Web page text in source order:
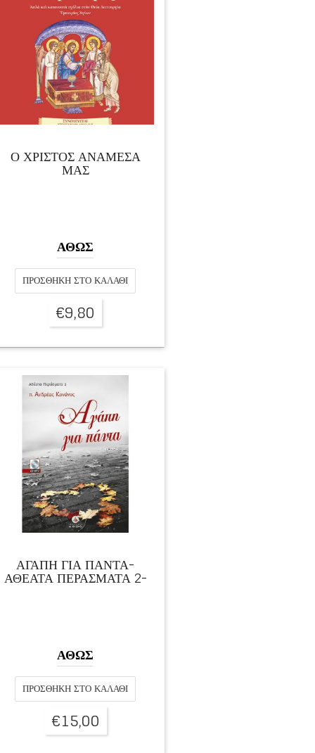
Ο ΧΡΙΣΤΟΣ ΑΝΑΜΕΣΑ
ΜΑΣ
ΑΘΩΣ
ΠΡΟΣΘΉΚΗ ΣΤΟ ΚΑΛΆΘΙ
€9,80
ΑΓΑΠΗ ΓΙΑ ΠΑΝΤΑ-
ΑΘΕΑΤΑ ΠΕΡΑΣΜΑΤΑ 2-
ΑΘΩΣ
ΠΡΟΣΘΉΚΗ ΣΤΟ ΚΑΛΆΘΙ
€15,00